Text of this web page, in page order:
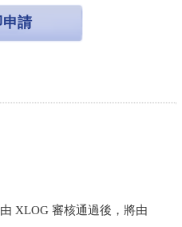
申請
XLOG 審核通過後，將由